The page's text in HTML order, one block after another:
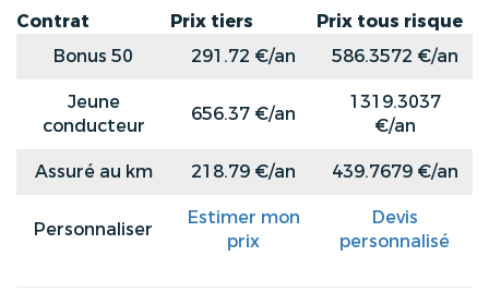
Contrat Prix tiers
Prix tous risque
Bonus 50
291.72 €/an
586.3572 €/an
Jeune
conducteur
656.37 €/an
1319.3037
€/an
Assuré au km
218.79 €/an 439.7679 €/an
Personnaliser
Estimer mon
prix
Devis
personnalisé